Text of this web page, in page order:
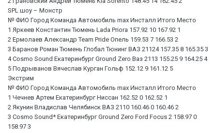
SPL шоу – Монстр
№ ФИО Город Команда Автомобиль max Инсталл Итого Место
1 Яркеев Константин Тюмень Lada Priora 157.92 10 167.92 1
2 Ермолаев Александр Team Pride Опель 159.53 7 166.53 2
3 Баранов Роман Тюмень Глобал Тюнинг ВАЗ 21124 157.35 8 165.35 3
4 Cosmo Sound Екатеринбург Ground Zero Ваз 2113 155.25 9 164.25 4
5 Подрыванов Вячеслав Курган Гольф 152.12 9 161.12 5
Экстрим
№ ФИО Город Команда Автомобиль max Инсталл Итого Место
1 Чечнев Артем Екатеринбург Ниссан 162.52 0 162.52 1
2 Якунин Владислав Челябинск ВАЗ 2110 160.46 0 160.46 2
3 Cosmo Sound* Екатеринбург Ground Zero Ford Focus 2 158.97 0
158.97 3